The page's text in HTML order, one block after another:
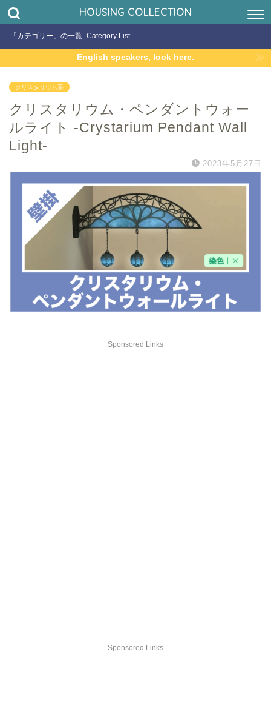
HOUSING COLLECTION
「カテゴリー」の一覧 -Category List-
English speakers, look here.
クリスタリウム系
クリスタリウム・ペンダントウォー
ルライト -Crystarium Pendant Wall
Light-
2023年5月27日
Sponsored Links
Sponsored Links